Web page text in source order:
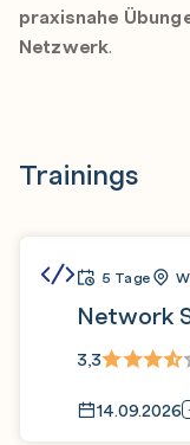
praxisnahe
Netzwerk.
Trainings
5 Tage
Network
3,3
14.09.2026